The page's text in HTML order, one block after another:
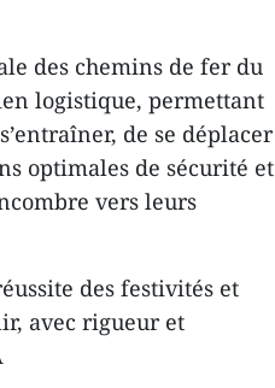
des chemins de fer du
logistique, permettant
de se déplacer
optimales de sécurité et
vers leurs
des festivités et
avec rigueur et